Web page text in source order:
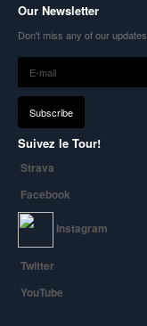
Our Newsletter
Don't miss any of our updates
Suivez le Tour!
Strava
Facebook
Instagram
Twitter
YouTube